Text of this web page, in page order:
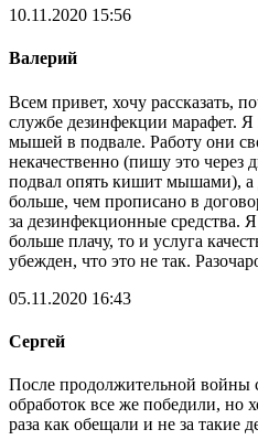
10.11.2020 15:56
Валерий
Всем привет, хочу рассказать,
службе дезинфекции марафет. Я
мышей в подвале. Работу они
некачественно (пишу это через
подвал опять кишит мышами), а
больше, чем прописано в
за дезинфекционные средства.
больше плачу, то и услуга
убежден, что это не так.
05.11.2020 16:43
Сергей
После продолжительной войны
обработок все же победили, но
раза как обещали и не за такие